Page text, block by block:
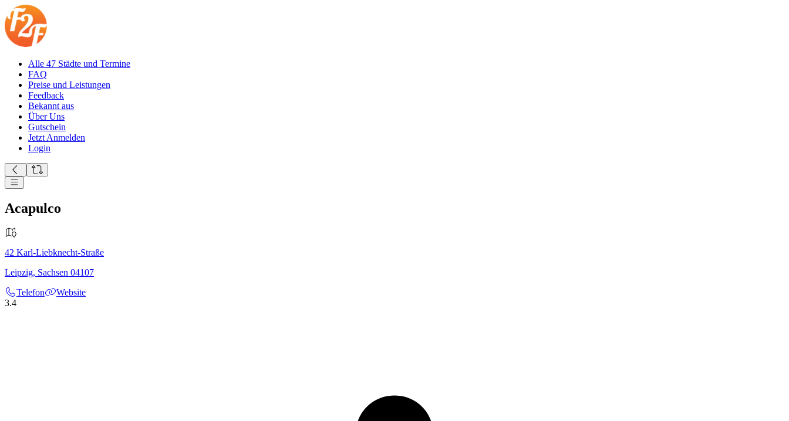
Alle 47 Städte und Termine
FAQ
Preise und Leistungen
Feedback
Bekannt aus
Über Uns
Gutschein
Jetzt Anmelden
Login
Acapulco
42 Karl-Liebknecht-Straße
Leipzig, Sachsen 04107
Telefon
Website
3.4